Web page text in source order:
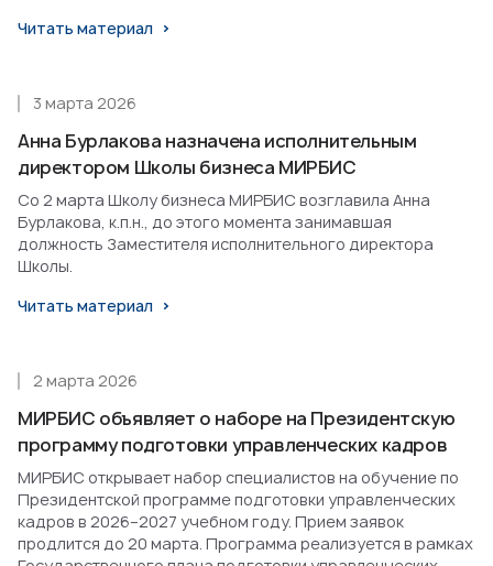
Читать материал
Анна Бурлакова назначена исполнительным
директором Школы бизнеса МИРБИС
3 марта 2026
Со 2 марта Школу бизнеса МИРБИС возглавила Анна
Бурлакова, к.п.н., до этого момента занимавшая
должность Заместителя исполнительного директора
Школы.
Читать материал
МИРБИС объявляет о наборе на Президентскую
программу подготовки управленческих кадров
2 марта 2026
МИРБИС открывает набор специалистов на обучение по
Президентской программе подготовки управленческих
кадров в 2026–2027 учебном году. Прием заявок
продлится до 20 марта. Программа реализуется в рамках